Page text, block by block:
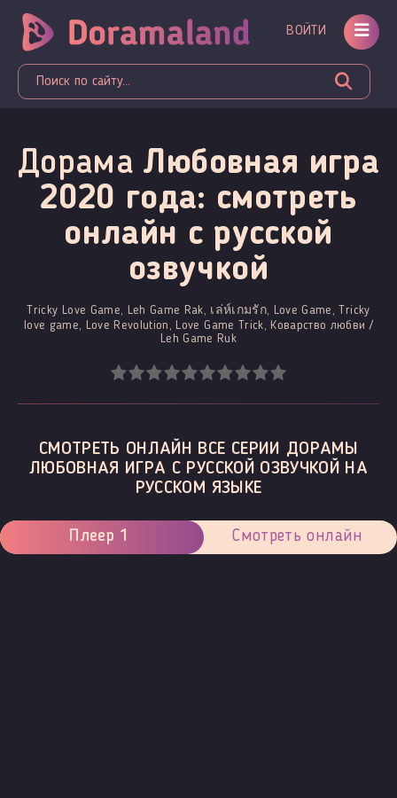
ВОЙТИ
Дорама Любовная игра
2020 года: смотреть
онлайн c русской
озвучкой
Tricky Love Game, Leh Game Rak, เล่ห์เกมรัก, Love Game, Tricky
love game, Love Revolution, Love Game Trick, Коварство любви /
Leh Game Ruk
СМОТРЕТЬ ОНЛАЙН ВСЕ СЕРИИ ДОРАМЫ
ЛЮБОВНАЯ ИГРА С РУССКОЙ ОЗВУЧКОЙ НА
РУССКОМ ЯЗЫКЕ
Плеер 1 Смотреть онлайн